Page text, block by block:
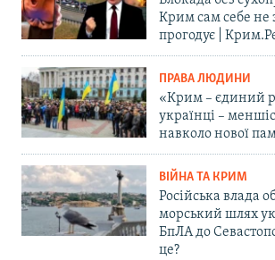
Крим сам себе не
прогодує |
ПРАВА ЛЮДИНИ
«Крим – єдиний
українці –
навколо нової
ВІЙНА ТА КРИМ
Російська влада
морський шлях
БпЛА до
це?